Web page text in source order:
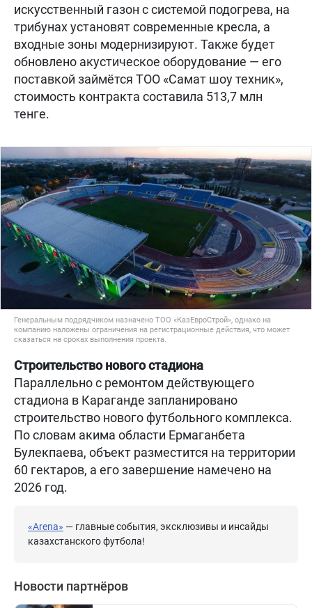
искусственный газон с системой подогрева, на
трибунах установят современные кресла, а
входные зоны модернизируют. Также будет
обновлено акустическое оборудование — его
поставкой займётся ТОО «Самат шоу техник»,
стоимость контракта составила 513,7 млн
тенге.
Генеральным подрядчиком назначено ТОО «КазЕвроСтрой», однако на
компанию наложены ограничения на регистрационные действия, что может
сказаться на сроках выполнения проекта.
Строительство нового стадиона
Параллельно с ремонтом действующего
стадиона в Караганде запланировано
строительство нового футбольного комплекса.
По словам акима области Ермаганбета
Булекпаева, объект разместится на территории
60 гектаров, а его завершение намечено на
2026 год.
«Arena» — главные события, эксклюзивы и инсайды
казахстанского футбола!